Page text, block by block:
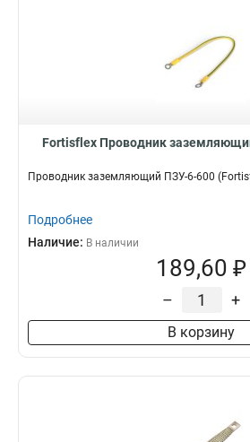
Fortisflex Проводник
Проводник заземляющий ПЗУ-6-600
Подробнее
Наличие: В наличии
189,60 ₽
– +
В корзину